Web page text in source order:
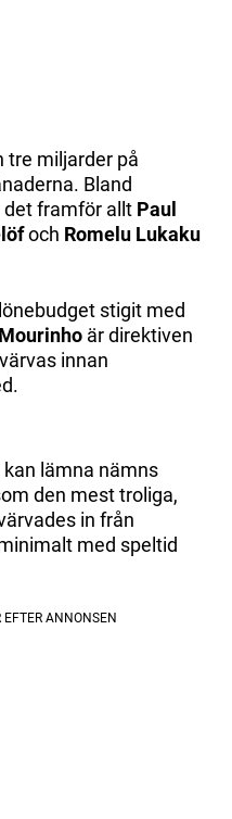
tre miljarder på
Bland
det framför allt Paul
och Romelu Lukaku
stigit med
är direktiven
innan
lämna nämns
den mest troliga,
in från
med speltid